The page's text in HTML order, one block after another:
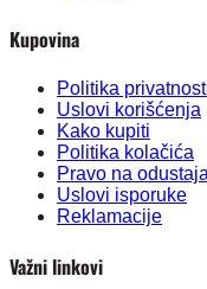
Kupovina
Politika
Uslovi korišćenja
Kako kupiti
Politika kolačića
Pravo na
Uslovi isporuke
Reklamacije
Važni linkovi